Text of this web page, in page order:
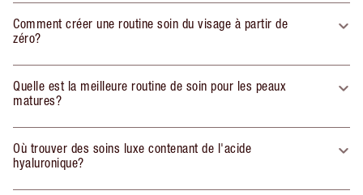
Comment créer une routine soin du visage à partir de
zéro?
Quelle est la meilleure routine de soin pour les peaux
matures?
Où trouver des soins luxe contenant de l'acide
hyaluronique?